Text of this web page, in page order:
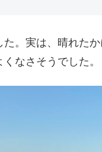
。実は、晴れた
なさそうでした。